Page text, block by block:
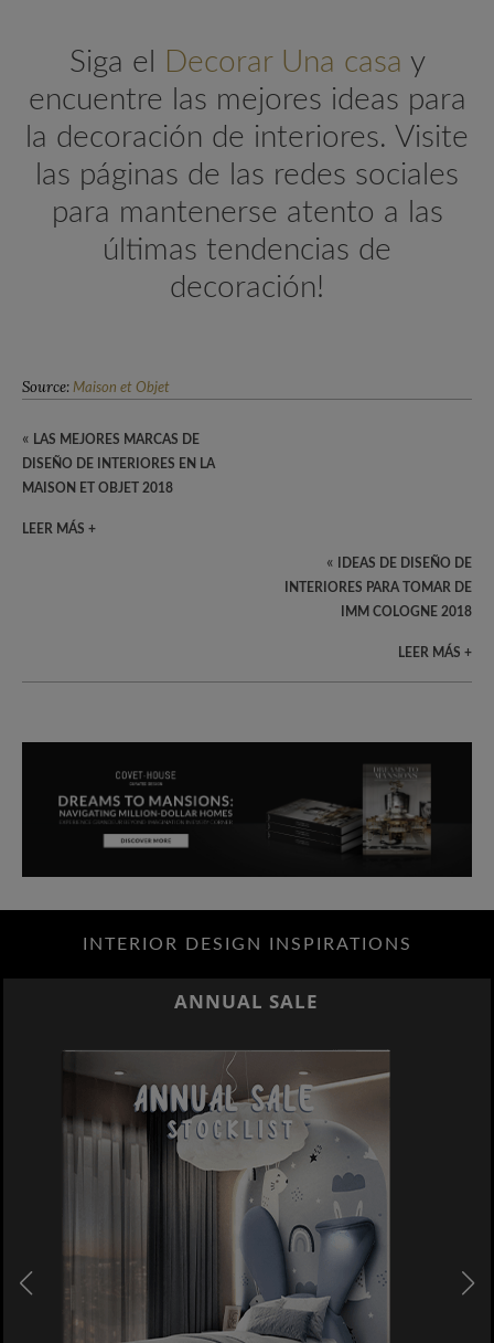
Siga el Decorar Una casa y
encuentre las mejores ideas para
la decoración de interiores. Visite
las páginas de las redes sociales
para mantenerse atento a las
últimas tendencias de
decoración!
Source: Maison et Objet
« LAS MEJORES MARCAS DE
DISEÑO DE INTERIORES EN LA
MAISON ET OBJET 2018
LEER MÁS +
«
IDEAS DE DISEÑO DE
INTERIORES PARA TOMAR DE
IMM COLOGNE 2018
LEER MÁS +
INTERIOR DESIGN INSPIRATIONS
ANNUAL SALE